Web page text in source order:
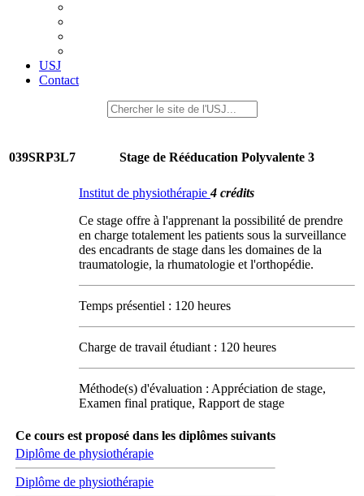
USJ
Contact
039SRP3L7 Stage de Rééducation Polyvalente 3
Institut de physiothérapie4 crédits
Ce stage offre à l'apprenant la possibilité de prendre
en charge totalement les patients sous la surveillance
des encadrants de stage dans les domaines de la
traumatologie, la rhumatologie et l'orthopédie.
Temps présentiel : 120 heures
Charge de travail étudiant : 120 heures
Méthode(s) d'évaluation : Appréciation de stage,
Examen final pratique, Rapport de stage
Ce cours est proposé dans les diplômes suivants
Diplôme de physiothérapie
Diplôme de physiothérapie